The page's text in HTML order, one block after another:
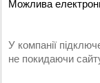
У компанії
не покидаючи